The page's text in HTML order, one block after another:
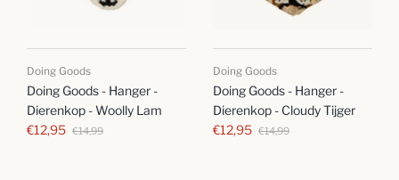
Doing Goods
Doing Goods - Hanger -
Dierenkop - Woolly Lam
€12,95 €14,99
Doing Goods
Doing Goods - Hanger -
Dierenkop - Cloudy Tijger
€12,95 €14,99